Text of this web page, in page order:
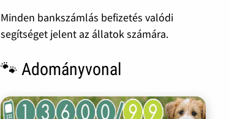
Minden bankszámlás befizetés valódi
segítséget jelent az állatok számára.
🐾 Adományvonal